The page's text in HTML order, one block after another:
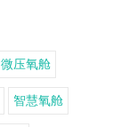
微压氧舱
智慧氧舱